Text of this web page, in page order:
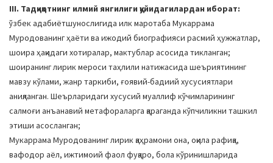
III. Тадқиқотнинг илмий янгилиги қуйидагилардан иборат:
ўзбек адабиётшунослигида илк маротаба Мукаррама
Муродованинг ҳаёти ва ижодий биографияси расмий ҳужжатлар,
шоира ҳақидаги хотиралар, мактублар асосида тикланган;
шоиранинг лирик мероси таҳлили натижасида шеъриятининг
мавзу кўлами, жанр таркиби, ғоявий-бадиий хусусиятлари
аниқланган. Шеърларидаги хусусий муаллиф кўчимларининг
салмоғи анъанавий метафораларга қараганда кўпчиликни ташкил
этиши асосланган;
Мукаррама Муродованинг лирик қаҳрамони она, оқила рафиқа,
вафодор аёл, ижтимоий фаол фуқаро, бола кўринишларида